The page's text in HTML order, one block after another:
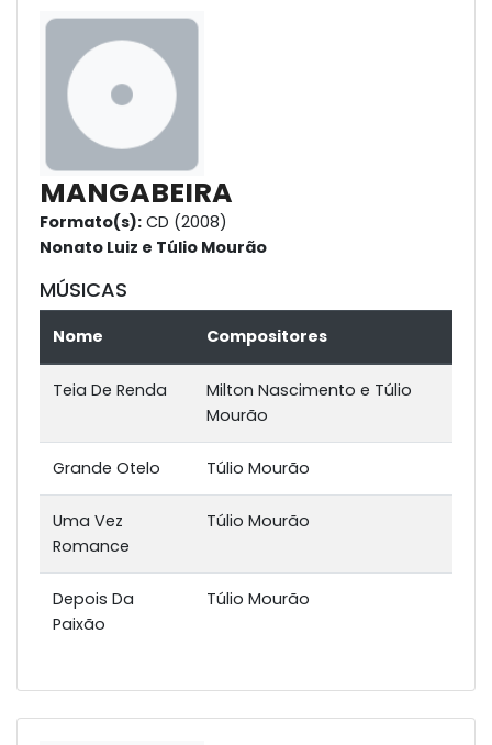
MANGABEIRA
Formato(s): CD (2008)
Nonato Luiz e Túlio Mourão
MÚSICAS
Nome Compositores
Teia De Renda
Milton Nascimento e Túlio
Mourão
Grande Otelo Túlio Mourão
Uma Vez
Romance
Túlio Mourão
Depois Da
Paixão
Túlio Mourão